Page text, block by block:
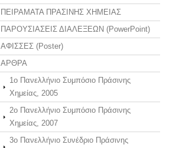
ΠΕΙΡΑΜΑΤΑ ΠΡΑΣΙΝΗΣ ΧΗΜΕΙΑΣ
ΠΑΡΟΥΣΙΑΣΕΙΣ ΔΙΑΛΕΞΕΩΝ (PowerPoint)
ΑΦΙΣΣΕΣ (Poster)
ΑΡΘΡΑ
1ο Πανελλήνιο Συμπόσιο Πράσινης
Χημείας, 2005
2ο Πανελλήνιο Συμπόσιο Πράσινης
Χημείας, 2007
3o Πανελλήνιο Συνέδριο Πράσινης